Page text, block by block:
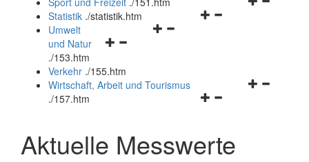
Navigationsmenü
Navigationsmenü
Statistik ./statistik.htm
Navigationsmenü
und
schließen
Umwelt
und Natur
./153.htm
Verkehr ./155.htm
Navigationsmenü
schließen
Wirtschaft, Arbeit und Tourismus
./157.htm
Aktuelle Messwerte